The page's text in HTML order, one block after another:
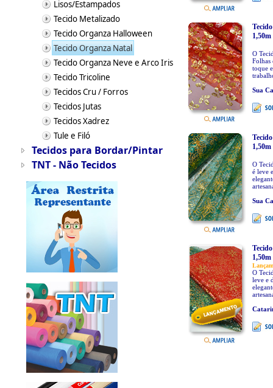
Lisos/Estampados
Tecido Metalizado
Tecido Organza Halloween
Tecido Organza Natal
Tecido Organza Neve e Arco Iris
Tecido Tricoline
Tecidos Cru / Forros
Tecidos Jutas
Tecidos Xadrez
Tule e Filó
Tecidos para Bordar/Pintar
TNT - Não Tecidos
O
Folhas
toque
Sua
O
é leve
Sua
O
leve e